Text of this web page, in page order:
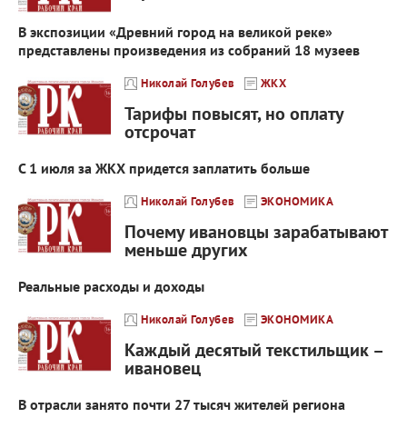
В экспозиции «Древний город на великой реке»
представлены произведения из собраний 18 музеев
Николай Голубев ЖКХ
Тарифы повысят, но оплату
отсрочат
С 1 июля за ЖКХ придется заплатить больше
Николай Голубев ЭКОНОМИКА
Почему ивановцы зарабатывают
меньше других
Реальные расходы и доходы
Николай Голубев ЭКОНОМИКА
Каждый десятый текстильщик –
ивановец
В отрасли занято почти 27 тысяч жителей региона